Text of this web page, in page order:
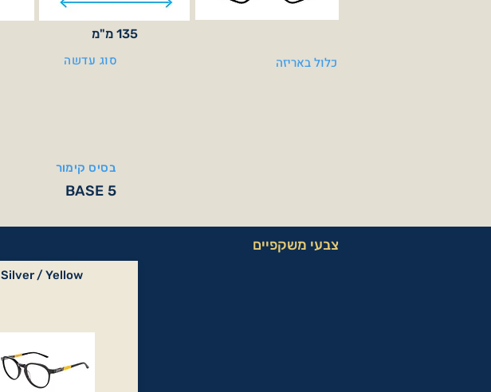
135 מ"מ
סוג עדשה כלול באריזה
בסיס קימור
BASE 5
צבעי משקפיים
Silver / Yellow